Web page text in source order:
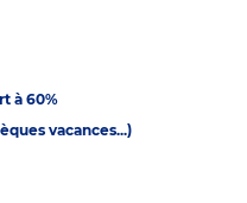
à 60%
vacances...)